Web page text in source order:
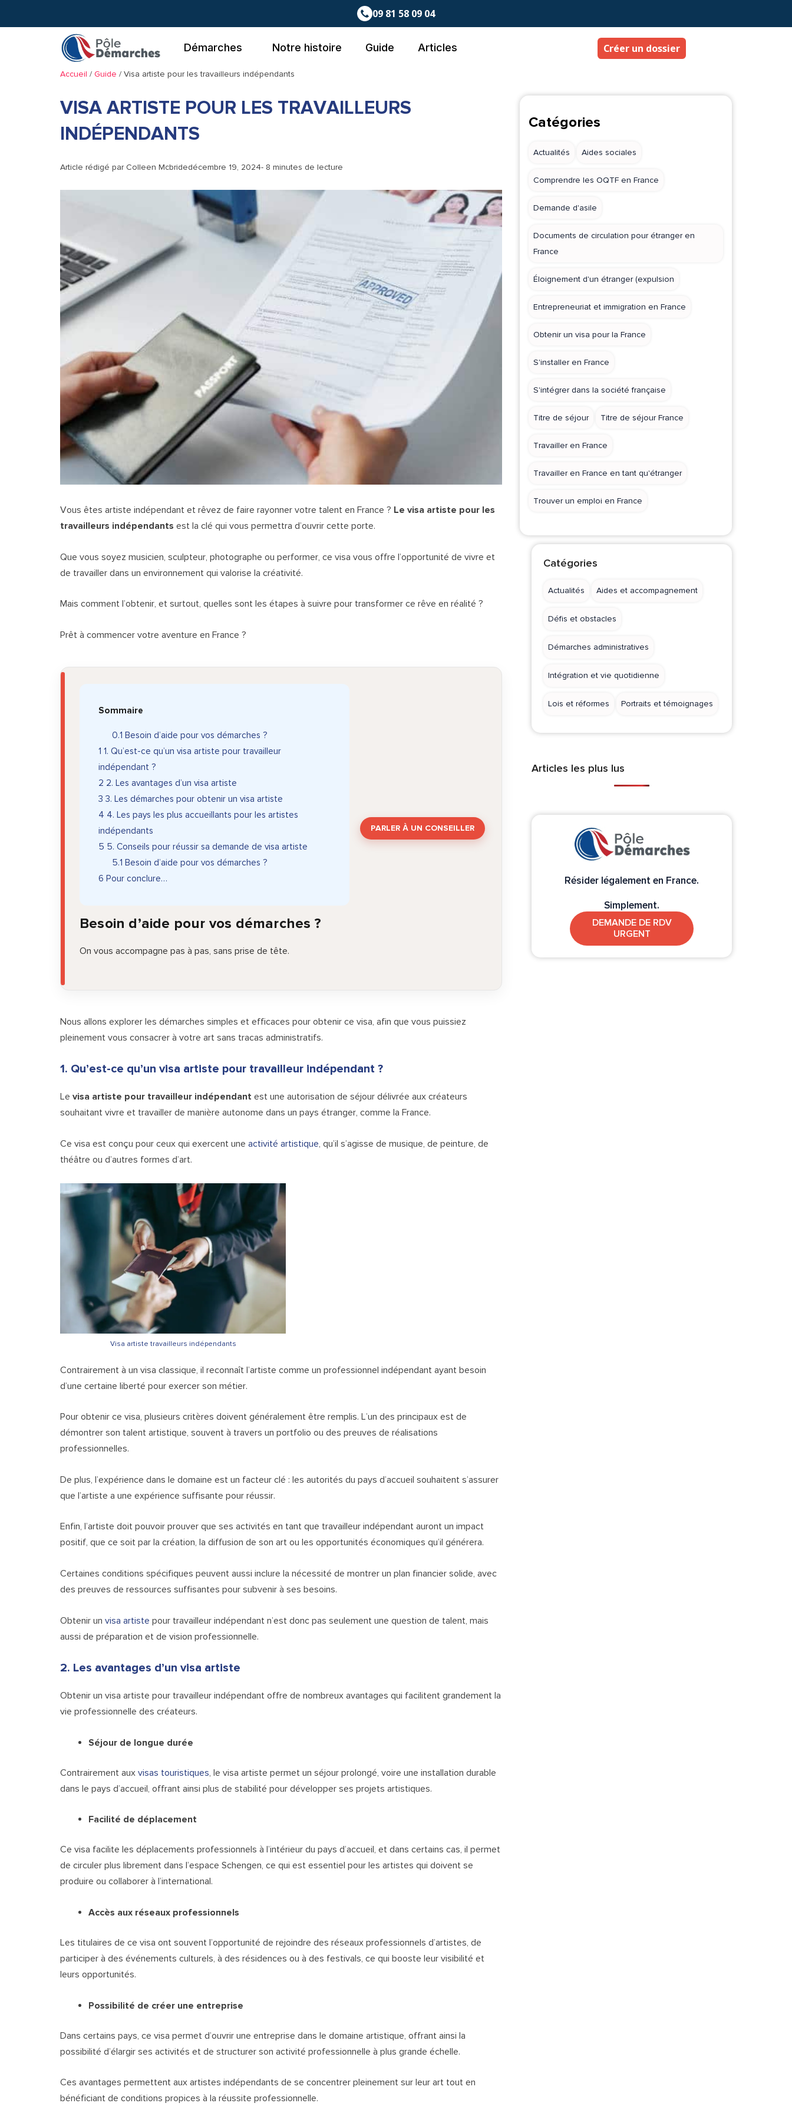
09 81 58 09 04
Démarches Notre histoire Guide Articles Créer un dossier
Accueil / Guide / Visa artiste pour les travailleurs indépendants
VISA ARTISTE POUR LES TRAVAILLEURS
INDÉPENDANTS
Article rédigé par Colleen Mcbridedécembre 19, 2024- 8 minutes de lecture
Vous êtes artiste indépendant et rêvez de faire rayonner votre talent en France ? Le visa artiste pour les
travailleurs indépendants est la clé qui vous permettra d’ouvrir cette porte.
Que vous soyez musicien, sculpteur, photographe ou performer, ce visa vous offre l’opportunité de vivre et
de travailler dans un environnement qui valorise la créativité.
Mais comment l’obtenir, et surtout, quelles sont les étapes à suivre pour transformer ce rêve en réalité ?
Prêt à commencer votre aventure en France ?
Sommaire
0.1 Besoin d’aide pour vos démarches ?
1 1. Qu’est-ce qu’un visa artiste pour travailleur
indépendant ?
2 2. Les avantages d’un visa artiste
3 3. Les démarches pour obtenir un visa artiste
4 4. Les pays les plus accueillants pour les artistes
indépendants
5 5. Conseils pour réussir sa demande de visa artiste
5.1 Besoin d’aide pour vos démarches ?
6 Pour conclure…
Besoin d’aide pour vos démarches ?
On vous accompagne pas à pas, sans prise de tête.
PARLER À UN CONSEILLER
Nous allons explorer les démarches simples et efficaces pour obtenir ce visa, afin que vous puissiez
pleinement vous consacrer à votre art sans tracas administratifs.
1. Qu’est-ce qu’un visa artiste pour travailleur indépendant ?
Le visa artiste pour travailleur indépendant est une autorisation de séjour délivrée aux créateurs
souhaitant vivre et travailler de manière autonome dans un pays étranger, comme la France.
Ce visa est conçu pour ceux qui exercent une activité artistique, qu’il s’agisse de musique, de peinture, de
théâtre ou d’autres formes d’art.
Visa artiste travailleurs indépendants
Contrairement à un visa classique, il reconnaît l’artiste comme un professionnel indépendant ayant besoin
d’une certaine liberté pour exercer son métier.
Pour obtenir ce visa, plusieurs critères doivent généralement être remplis. L’un des principaux est de
démontrer son talent artistique, souvent à travers un portfolio ou des preuves de réalisations
professionnelles.
De plus, l’expérience dans le domaine est un facteur clé : les autorités du pays d’accueil souhaitent s’assurer
que l’artiste a une expérience suffisante pour réussir.
Enfin, l’artiste doit pouvoir prouver que ses activités en tant que travailleur indépendant auront un impact
positif, que ce soit par la création, la diffusion de son art ou les opportunités économiques qu’il générera.
Certaines conditions spécifiques peuvent aussi inclure la nécessité de montrer un plan financier solide, avec
des preuves de ressources suffisantes pour subvenir à ses besoins.
Obtenir un visa artiste pour travailleur indépendant n’est donc pas seulement une question de talent, mais
aussi de préparation et de vision professionnelle.
2. Les avantages d’un visa artiste
Obtenir un visa artiste pour travailleur indépendant offre de nombreux avantages qui facilitent grandement la
vie professionnelle des créateurs.
Séjour de longue durée
Contrairement aux visas touristiques, le visa artiste permet un séjour prolongé, voire une installation durable
dans le pays d’accueil, offrant ainsi plus de stabilité pour développer ses projets artistiques.
Facilité de déplacement
Ce visa facilite les déplacements professionnels à l’intérieur du pays d’accueil, et dans certains cas, il permet
de circuler plus librement dans l’espace Schengen, ce qui est essentiel pour les artistes qui doivent se
produire ou collaborer à l’international.
Accès aux réseaux professionnels
Les titulaires de ce visa ont souvent l’opportunité de rejoindre des réseaux professionnels d’artistes, de
participer à des événements culturels, à des résidences ou à des festivals, ce qui booste leur visibilité et
leurs opportunités.
Possibilité de créer une entreprise
Dans certains pays, ce visa permet d’ouvrir une entreprise dans le domaine artistique, offrant ainsi la
possibilité d’élargir ses activités et de structurer son activité professionnelle à plus grande échelle.
Ces avantages permettent aux artistes indépendants de se concentrer pleinement sur leur art tout en
bénéficiant de conditions propices à la réussite professionnelle.
Catégories
Actualités Aides sociales
Comprendre les OQTF en France
Demande d'asile
Documents de circulation pour étranger en
France
Éloignement d'un étranger (expulsion
Entrepreneuriat et immigration en France
Obtenir un visa pour la France
S'installer en France
S'intégrer dans la société française
Titre de séjour Titre de séjour France
Travailler en France
Travailler en France en tant qu'étranger
Trouver un emploi en France
Catégories
Actualités Aides et accompagnement
Défis et obstacles
Démarches administratives
Intégration et vie quotidienne
Lois et réformes Portraits et témoignages
Articles les plus lus
Résider légalement en France.
Simplement.
DEMANDE DE RDV
URGENT